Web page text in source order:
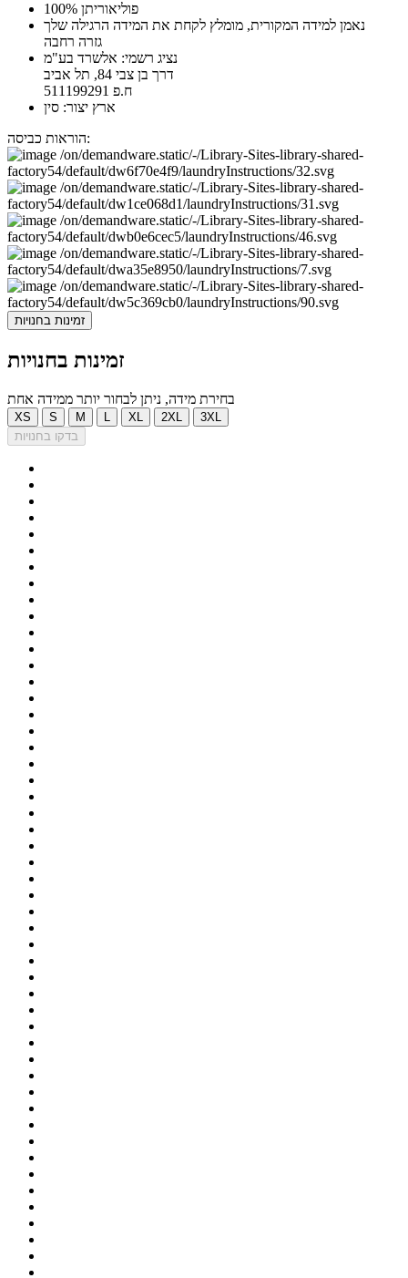
100% פוליאוריתן
נאמן למידה המקורית, מומלץ לקחת את המידה הרגילה שלך
גזרה רחבה
נציג רשמי: אלשרד בע"מ
דרך בן צבי 84, תל אביב
ח.פ 511199291
ארץ יצור: סין
הוראות כביסה:
זמינות בחנויות
זמינות בחנויות
בחירת מידה, ניתן לבחור יותר ממידה אחת
XS S M XL 2XL
3XL
בדקו בחנויות